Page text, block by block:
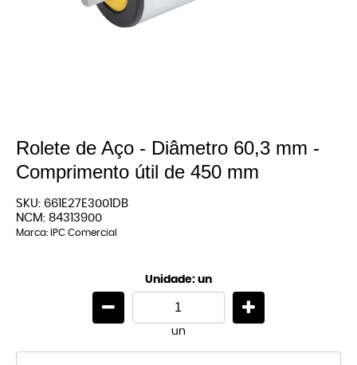
Rolete de Aço - Diâmetro 60,3 mm -
Comprimento útil de 450 mm
SKU: 661E27E3001DB
NCM: 84313900
Marca: IPC Comercial
Unidade: un
un